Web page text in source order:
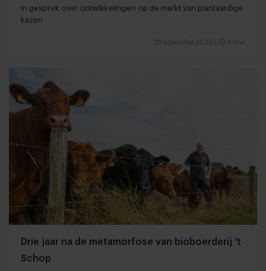
In gesprek over ontwikkelingen op de markt van plantaardige
kazen
25 november 2020 3 min
Drie jaar na de metamorfose van bioboerderij ‘t
Schop